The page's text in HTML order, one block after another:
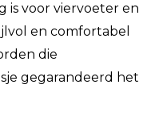
is voor viervoeter en
en comfortabel
die
gegarandeerd het